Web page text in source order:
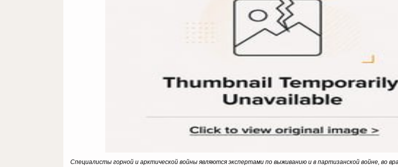
Специалисты горной и арктической войны являются экспертами по выживанию и в партизанской войне, во